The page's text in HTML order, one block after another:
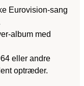
Eurovision-sang
album med
eller andre
optræder.